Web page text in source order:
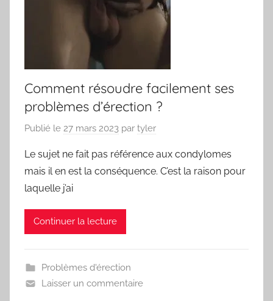
Comment résoudre facilement ses
problèmes d’érection ?
Publié le 27 mars 2023 par tyler
Le sujet ne fait pas référence aux condylomes
mais il en est la conséquence. C’est la raison pour
laquelle j’ai
Continuer la lecture
Problèmes d'érection
Laisser un commentaire